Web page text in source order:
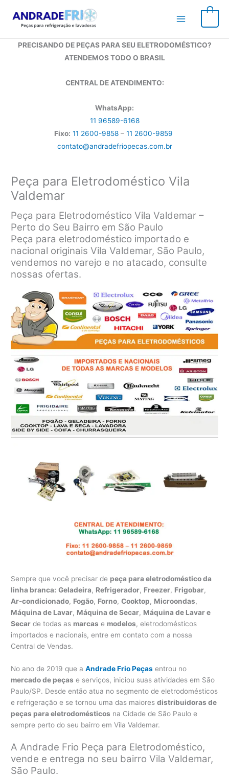
para
conteúdo
PRECISANDO DE PEÇAS PARA SEU ELETRODOMÉSTICO?
ATENDEMOS TODO O BRASIL
CENTRAL DE ATENDIMENTO:
WhatsApp:
11 96589-6168
Fixo: 11 2600-9858 – 11 2600-9859
contato@andradefriopecas.com.br
Peça para Eletrodoméstico Vila
Valdemar
Peça para Eletrodoméstico Vila Valdemar –
Perto do Seu Bairro em São Paulo
Peça para eletrodoméstico importado e
nacional originais Vila Valdemar, São Paulo,
vendemos no varejo e no atacado, consulte
nossas ofertas.
Sempre que você precisar de peça para eletrodoméstico da
linha branca: Geladeira, Refrigerador, Freezer, Frigobar,
Ar-condicionado, Fogão, Forno,Cooktop, Microondas,
Máquina de Lavar, Máquina de Secar, Máquina de Lavar e
Secar de todas as marcas e modelos, eletrodomésticos
importados e nacionais, entre em contato com a nossa
Central de Vendas.
No ano de 2019 que aAndrade Frio Peças entrou no
mercado de peças e serviços, iniciou suas atividades em São
Paulo/SP. Desde então atua no segmento de eletrodomésticos
e refrigeração e se tornou uma das maioresdistribuidoras de
peças para eletrodomésticos na Cidade de São Paulo e
sempre perto do seu bairro em Vila Valdemar.
A Andrade Frio Peça para Eletrodoméstico,
vende e entrega no seu bairro Vila Valdemar,
São Paulo.